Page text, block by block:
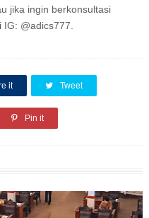
jika ingin berkonsultasi
IG: @adics777.
it Tweet
Pin it